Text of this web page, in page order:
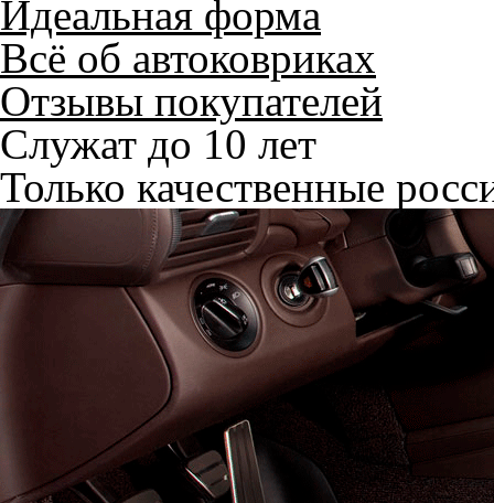
Идеальная форма
Всё об автоковриках
Отзывы покупателей
Служат до 10 лет
Только качественные